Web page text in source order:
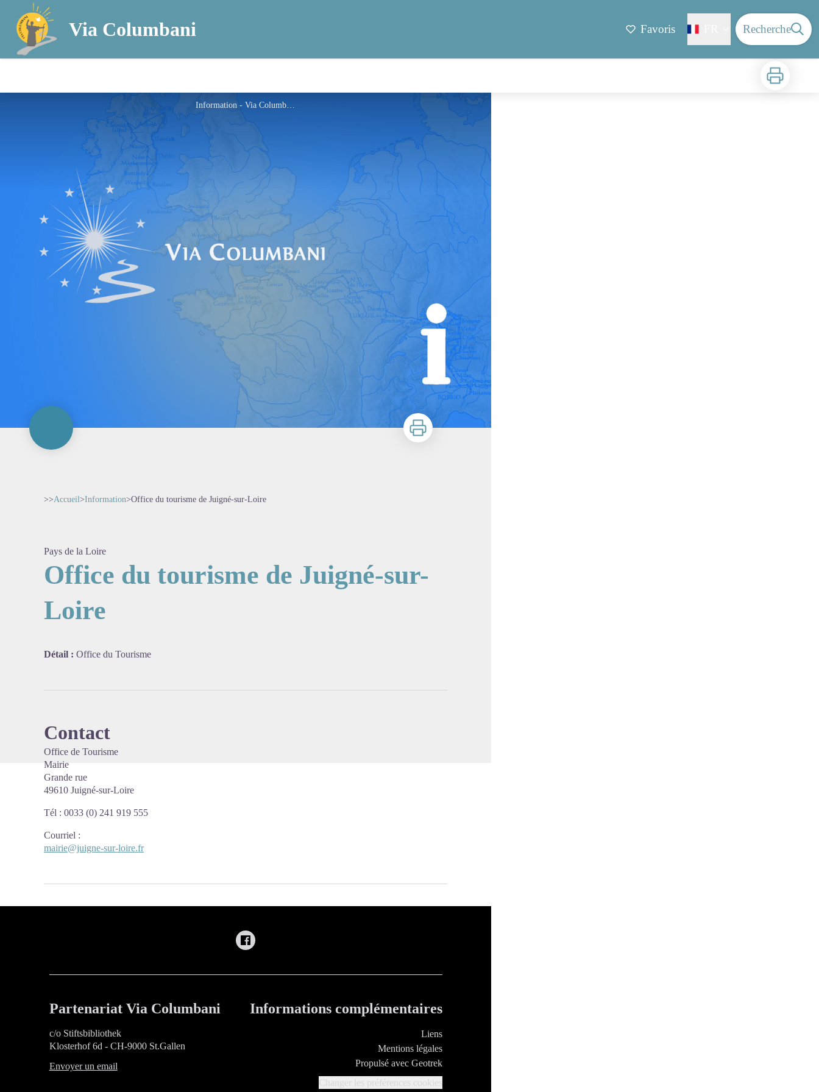
Via Columbani Favoris Recherche
Imprimer
Information - Via Columbani
Imprimer
>>Accueil>Information>Office du tourisme de Juigné-sur-Loire
Pays de la Loire
Office du tourisme de Juigné-sur-
Loire
Détail : Office du Tourisme
Contact
Office de Tourisme
Mairie
Grande rue
49610 Juigné-sur-Loire
Tél : 0033 (0) 241 919 555
Courriel :
mairie@juigne-sur-loire.fr
Partenariat Via Columbani
c/o Stiftsbibliothek
Klosterhof 6d - CH-9000 St.Gallen
Envoyer un email
Informations complémentaires
Liens
Mentions légales
Propulsé avec Geotrek
Changer les préférences cookies